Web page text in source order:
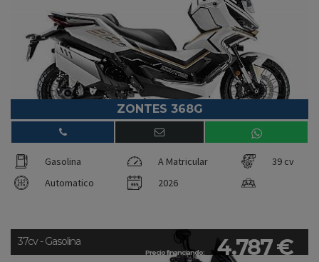
ZONTES 368G
Gasolina A Matricular
39 cv
Automatico
2026
Precio financiando: 4.787 €
37cv - Gasolina